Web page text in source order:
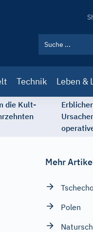
Technik Leben &
die Kult-
Mehr
Polen